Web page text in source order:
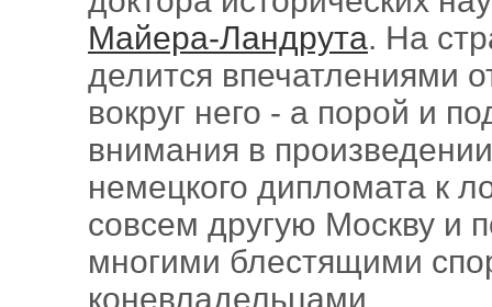
Майера-Ландрута. На
делится впечатлениями
вокруг него - а порой и
внимания в
немецкого дипломата к
совсем другую Москву и
многими блестящими
коневладельцами.